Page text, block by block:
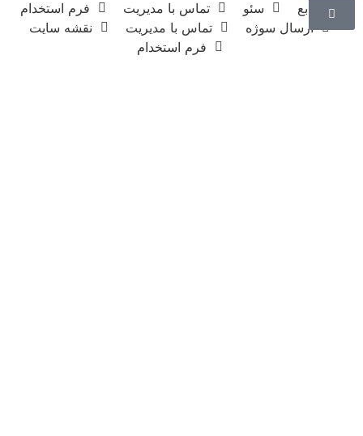
منابع سئو تماس با مدیریت
فرم استخدام
ارسال سوژه
تماس با مدیریت
نقشه سایت
فرم استخدام